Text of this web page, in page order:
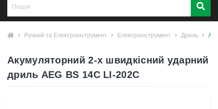
Ручний та Електроінструмент Електроінструмент Дриль
Акумуляторний 2-х швидкісний ударний
дриль AEG BS 14C LI-202C